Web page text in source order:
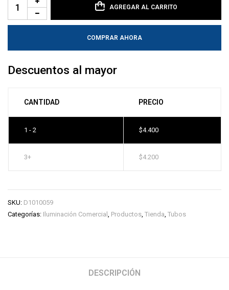
AGREGAR AL CARRITO
COMPRAR AHORA
Descuentos al mayor
CANTIDAD PRECIO
1 - 2 $4.400
3+ $4.200
SKU: D1010059
Categorías: Iluminación Comercial , Productos, Tienda, Tubos
DESCRIPCIÓN